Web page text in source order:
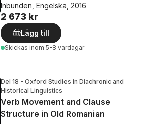
Inbunden, Engelska, 2016
2 673 kr
Lägg till
Skickas inom 5-8 vardagar
Del 18 - Oxford Studies in Diachronic and
Historical Linguistics
Verb Movement and Clause
Structure in Old Romanian